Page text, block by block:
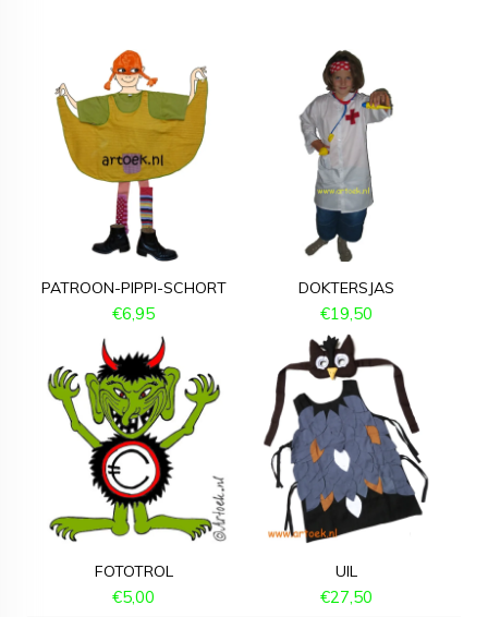
PATROON-PIPPI-SCHORT
€6,95
DOKTERSJAS
€19,50
FOTOTROL
€5,00
UIL
€27,50